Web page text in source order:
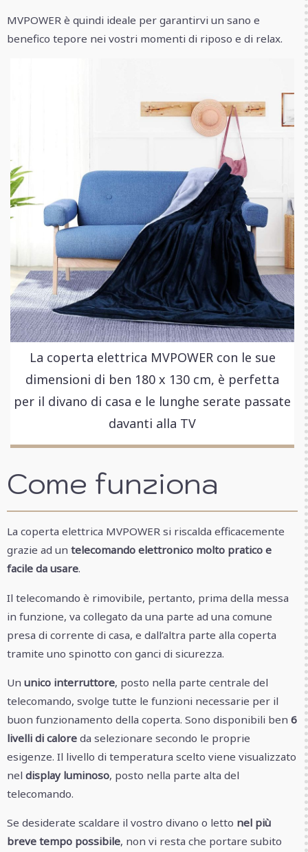
MVPOWER è quindi ideale per garantirvi un sano e
benefico tepore nei vostri momenti di riposo e di relax.
La coperta elettrica MVPOWER con le sue
dimensioni di ben 180 x 130 cm, è perfetta
per il divano di casa e le lunghe serate passate
davanti alla TV
Come funziona
La coperta elettrica MVPOWER si riscalda efficacemente
grazie ad un telecomando elettronico molto pratico e
facile da usare.
Il telecomando è rimovibile, pertanto, prima della messa
in funzione, va collegato da una parte ad una comune
presa di corrente di casa, e dall’altra parte alla coperta
tramite uno spinotto con ganci di sicurezza.
Un unico interruttore, posto nella parte centrale del
telecomando, svolge tutte le funzioni necessarie per il
buon funzionamento della coperta. Sono disponibili ben 6
livelli di calore da selezionare secondo le proprie
esigenze. Il livello di temperatura scelto viene visualizzato
nel display luminoso, posto nella parte alta del
telecomando.
Se desiderate scaldare il vostro divano o letto nel più
breve tempo possibile, non vi resta che portare subito